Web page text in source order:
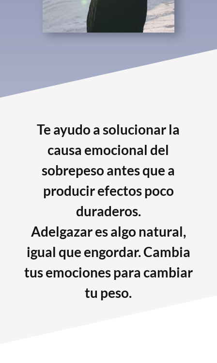
Te ayudo a solucionar la
causa emocional del
sobrepeso antes que a
producir efectos poco
duraderos.
Adelgazar es algo natural,
igual que engordar. Cambia
tus emociones para cambiar
tu peso.